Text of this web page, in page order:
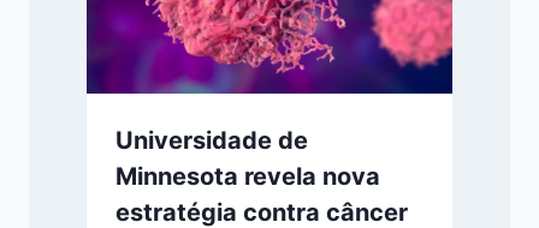
Universidade de
Minnesota revela nova
estratégia contra câncer